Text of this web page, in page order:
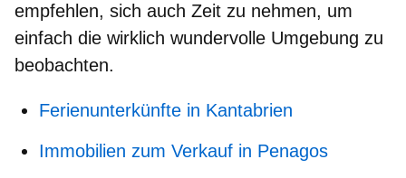
empfehlen, sich auch Zeit zu nehmen, um
einfach die wirklich wundervolle Umgebung zu
beobachten.
Ferienunterkünfte in Kantabrien
Immobilien zum Verkauf in Penagos